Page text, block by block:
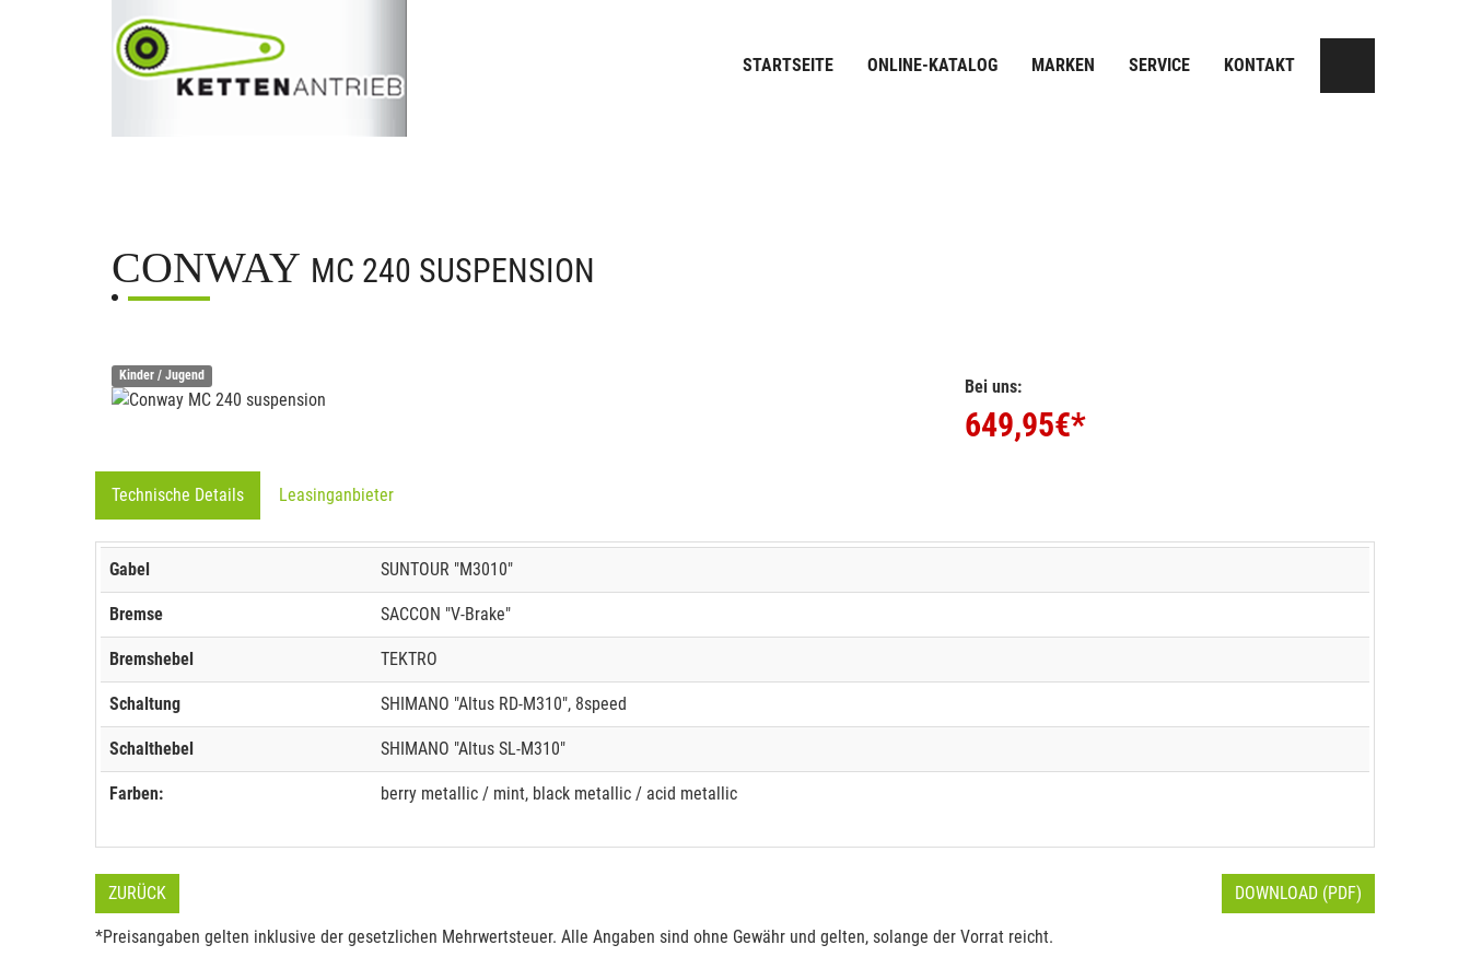
STARTSEITE ONLINE-KATALOG MARKEN SERVICE KONTAKT
CONWAY MC 240 SUSPENSION
Kinder / Jugend
Bei uns:
649,95€*
Technische Details Leasinganbieter
Gabel SUNTOUR "M3010"
Bremse SACCON "V-Brake"
Bremshebel TEKTRO
Schaltung SHIMANO "Altus RD-M310", 8speed
Schalthebel SHIMANO "Altus SL-M310"
Farben: berry metallic / mint, black metallic / acid metallic
ZURÜCK DOWNLOAD (PDF)
*Preisangaben gelten inklusive der gesetzlichen Mehrwertsteuer. Alle Angaben sind ohne Gewähr und gelten, solange der Vorrat reicht.